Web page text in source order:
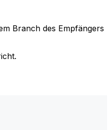
Branch des Empfängers